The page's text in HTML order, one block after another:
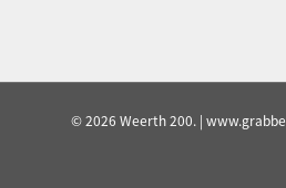
© 2026 Weerth 200. |